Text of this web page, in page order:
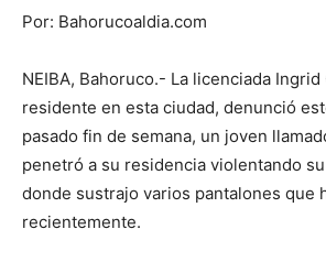
Por: Bahorucoaldia.com
NEIBA, Bahoruco.- La licenciada Ingrid
residente en esta ciudad, denunció
pasado fin de semana, un joven
penetró a su residencia violentando
donde sustrajo varios pantalones que
recientemente.